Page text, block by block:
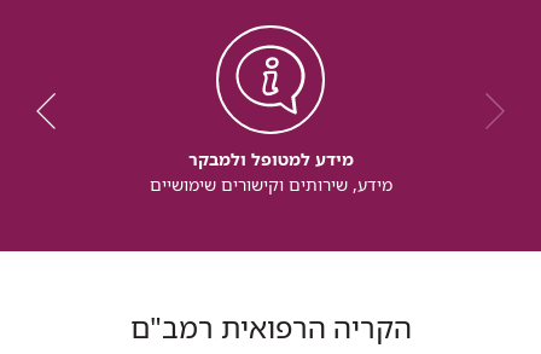
מידע למטופל ולמבקר
מידע, שירותים וקישורים שימושיים
הקריה הרפואית רמב"ם